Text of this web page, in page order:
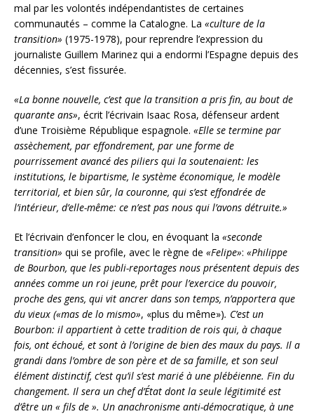
mal par les volontés indépendantistes de certaines
communautés – comme la Catalogne. La «culture de la
transition» (1975-1978), pour reprendre l’expression du
journaliste Guillem Marinez qui a endormi l’Espagne depuis des
décennies, s’est fissurée.
«La bonne nouvelle, c’est que la transition a pris fin, au bout de
quarante ans», écrit l’écrivain Isaac Rosa, défenseur ardent
d’une Troisième République espagnole. «Elle se termine par
assèchement, par effondrement, par une forme de
pourrissement avancé des piliers qui la soutenaient: les
institutions, le bipartisme, le système économique, le modèle
territorial, et bien sûr, la couronne, qui s’est effondrée de
l’intérieur, d’elle-même: ce n’est pas nous qui l’avons détruite.»
Et l’écrivain d’enfoncer le clou, en évoquant la «seconde
transition» qui se profile, avec le règne de «Felipe»: «Philippe
de Bourbon, que les publi-reportages nous présentent depuis des
années comme un roi jeune, prêt pour l’exercice du pouvoir,
proche des gens, qui vit ancrer dans son temps, n’apportera que
du vieux («mas de lo mismo», «plus du même»). C’est un
Bourbon: il appartient à cette tradition de rois qui, à chaque
fois, ont échoué, et sont à l’origine de bien des maux du pays. Il a
grandi dans l’ombre de son père et de sa famille, et son seul
élément distinctif, c’est qu’il s’est marié à une plébéienne. Fin du
changement. Il sera un chef d’État dont la seule légitimité est
d’être un « fils de ». Un anachronisme anti-démocratique, à une